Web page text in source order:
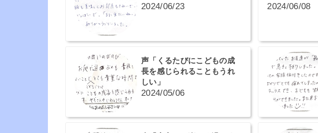
2024/06/23 2024/06/08
声「くるたびにこどもの成
長を感じられることもうれ
しい」
2024/05/06